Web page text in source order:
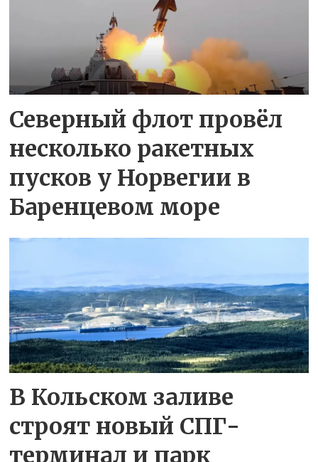
Северный флот провёл
несколько ракетных
пусков у Норвегии в
Баренцевом море
В Кольском заливе
строят новый СПГ-
терминал и парк